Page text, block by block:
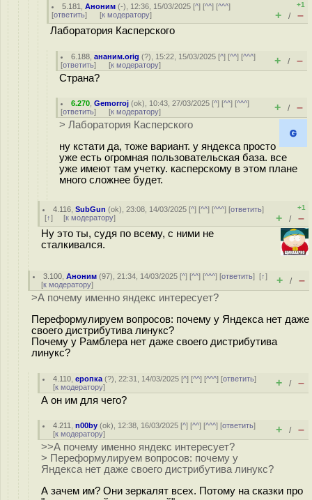
5.181 ,Аноним (-), 12:36, 15/03/2025 [^] [^^] [^^^]
[ответить] [к модератору]
+1
+ / –
Лаборатория Касперского
6.188 ,ананим.orig (?), 15:22, 15/03/2025 [^] [^^] [^^^]
[ответить] [к модератору] + / –
Страна?
6.270 ,Gemorroj (ok), 10:43, 27/03/2025 [^] [^^] [^^^]
[ответить] [к модератору] + / –
> Лаборатория Касперского
ну кстати да, тоже вариант. у яндекса просто
уже есть огромная пользовательская база. все
уже имеют там учетку. касперскому в этом плане
много сложнее будет.
4.116 ,SubGun (ok), 23:08, 14/03/2025 [^] [^^] [^^^] [ответить]
[↑] [к модератору]
+1
+ / –
Ну это ты, судя по всему, с ними не
сталкивался.
3.100 ,Аноним (97), 21:34, 14/03/2025 [^] [^^] [^^^] [ответить][↑]
[к модератору] + / –
>А почему именно яндекс интересует?
Переформулируем вопросов: почему у Яндекса нет даже
своего дистрибутива линукс?
Почему у Рамблера нет даже своего дистрибутива
линукс?
4.110 ,еропка (?), 22:31, 14/03/2025 [^] [^^] [^^^] [ответить]
[к модератору] + / –
А он им для чего?
4.211 ,n00by (ok), 12:38, 16/03/2025 [^] [^^] [^^^] [ответить]
[к модератору] + / –
>>А почему именно яндекс интересует?
> Переформулируем вопросов: почему у
Яндекса нет даже своего дистрибутива линукс?
А зачем им? Они зеркалят всех. Потому на сказки про